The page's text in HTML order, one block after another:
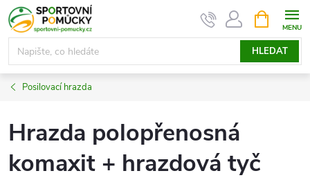
Přejít
na
obsah
HLEDAT
NÁKUPNÍ
KOŠÍK
Posilovací hrazda
Hrazda polopřenosná
komaxit + hrazdová tyč